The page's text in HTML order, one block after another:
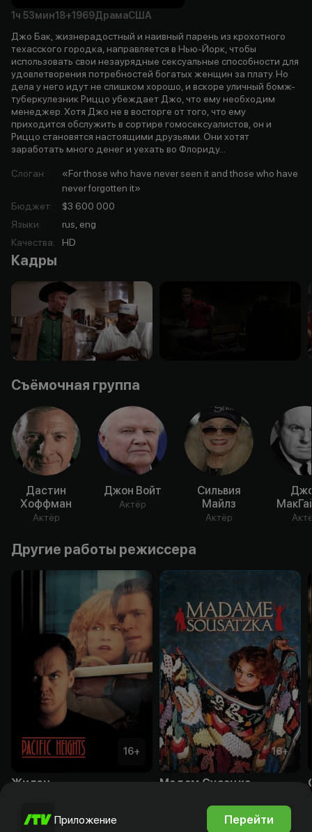
1ч 53мин18+1969ДрамаСША
Джо Бак, жизнерадостный и наивный парень из крохотного
техасского городка, направляется в Нью-Йорк, чтобы
использовать свои незаурядные сексуальные способности для
удовлетворения потребностей богатых женщин за плату. Но
дела у него идут не слишком хорошо, и вскоре уличный бомж-
туберкулезник Риццо убеждает Джо, что ему необходим
менеджер. Хотя Джо не в восторге от того, что ему
приходится обслужить в сортире гомосексуалистов, он и
Риццо становятся настоящими друзьями. Они хотят
заработать много денег и уехать во Флориду...
Слоган:
«For those who have never seen it and those who have
never forgotten it»
Бюджет:
$3 600 000
Языки:
rus, eng
Качества: HD
Кадры
Съёмочная группа
Дастин
Хоффман
Актёр
Джон Войт
Актёр
Сильвия
Майлз
Актёр
Другие работы режиссера
16+
Жилец
16+
Мадам Сузацка
Приложение Перейти